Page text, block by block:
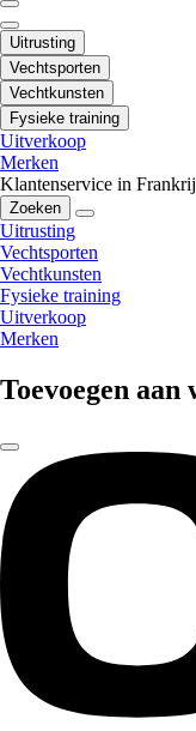
Uitrusting
Vechtsporten
Vechtkunsten
Fysieke training
Uitverkoop
Merken
Klantenservice in
Zoeken
Uitrusting
Vechtsporten
Vechtkunsten
Fysieke training
Uitverkoop
Merken
Toevoegen aan